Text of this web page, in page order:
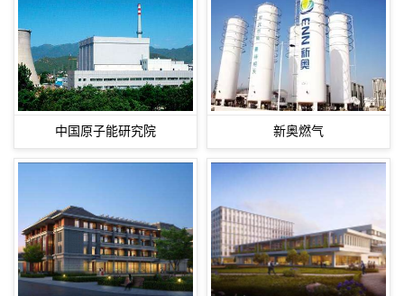
中国原子能研究院 新奥燃气